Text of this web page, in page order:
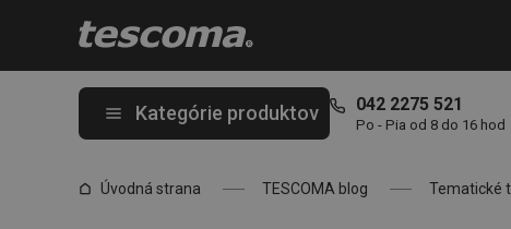
Kategórie produktov 042 2275 521
Po - Pia od 8 do 16 hod
Úvodná strana TESCOMA blog Tematické